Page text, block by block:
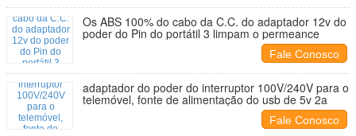
Os ABS 100% do cabo da C.C. do adaptador 12v do
poder do Pin do portátil 3 limpam o permeance
Fale Conosco
adaptador do poder do interruptor 100V/240V para o
telemóvel, fonte de alimentação do usb de 5v 2a
Fale Conosco